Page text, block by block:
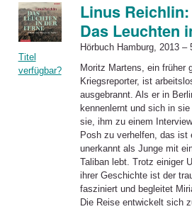
Titel
verfügbar?
Linus Reichlin:
Das Leuchten
Hörbuch Hamburg, 2013 –
Moritz Martens, ein früher
Kriegsreporter, ist
ausgebrannt. Als er in
kennenlernt und sich in
sie, ihm zu einem
Posh zu verhelfen, das ist
unerkannt als Junge mit
Taliban lebt. Trotz einiger
ihrer Geschichte ist der
fasziniert und begleitet
Die Reise entwickelt sich